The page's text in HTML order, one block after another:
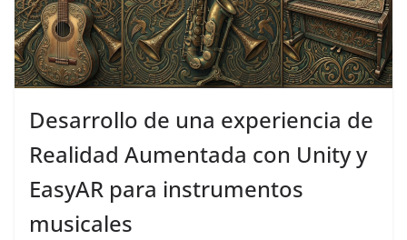
Desarrollo de una experiencia de
Realidad Aumentada con Unity y
EasyAR para instrumentos
musicales